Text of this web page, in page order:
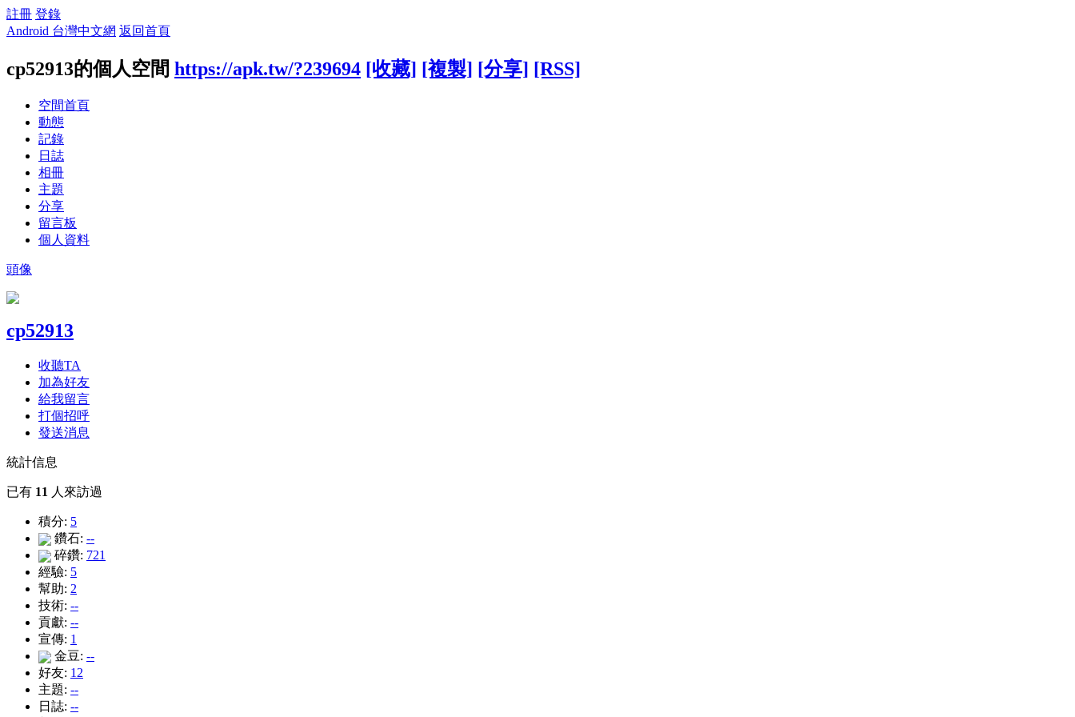
註冊 登錄
Android 台灣中文網 返回首頁
cp52913的個人空間 https://apk.tw/?239694 [收藏] [複製] [分享] [RSS]
空間首頁
動態
記錄
日誌
相冊
主題
分享
留言板
個人資料
頭像
cp52913
收聽TA
加為好友
給我留言
打個招呼
發送消息
統計信息
已有 11 人來訪過
積分: 5
鑽石: --
碎鑽: 721
經驗: 5
幫助: 2
技術: --
貢獻: --
宣傳: 1
金豆: --
好友: 12
主題: --
日誌: --